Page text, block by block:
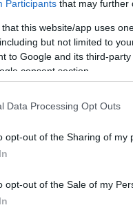
Participants that may further
that this website/app uses
but not limited to
to Google and its third-
consent section.
Data Processing Opt Outs
opt-out of the Sharing of my
opt-out of the Sale of my
Slot mellett
44 tétmeccsen
is kiosztott.
zavarba, ha belső
hétvégén a
folytathatja a
jövő nyáron jár le